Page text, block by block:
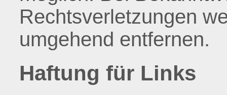
Rechtsverletzungen
umgehend entfernen.
Haftung für Links